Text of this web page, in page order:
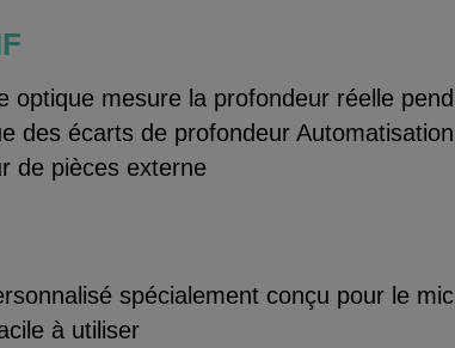
optique mesure la profondeur réelle
des écarts de profondeur Automatisation
de pièces externe
spécialement conçu pour le
à utiliser